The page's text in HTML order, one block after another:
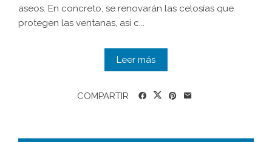
aseos. En concreto, se renovarán las celosías que
protegen las ventanas, así c...
Leer más
COMPARTIR